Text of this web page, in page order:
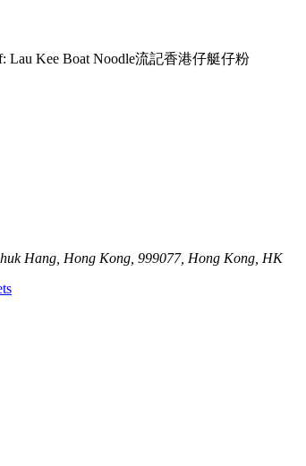
Lau Kee Boat Noodle流記香港仔艇仔粉
Hang, Hong Kong, 999077, Hong Kong, HK